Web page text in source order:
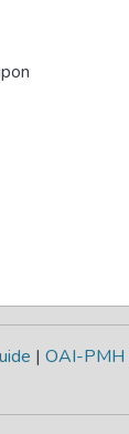
| OAI-PMH